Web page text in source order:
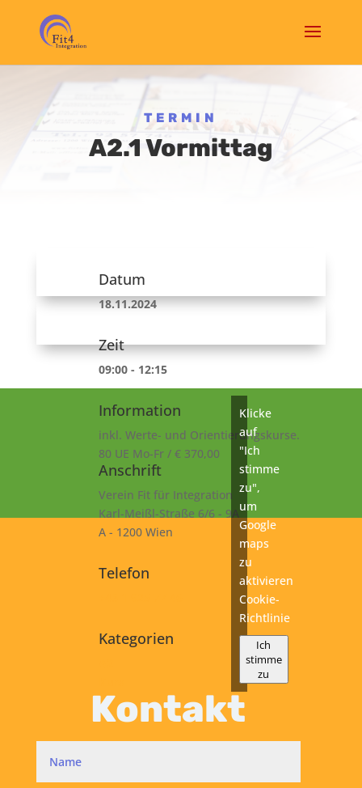
TERMIN
A2.1 Vormittag
Datum
18.11.2024
Zeit
09:00 - 12:15
Information
inkl. Werte- und Orientierungskurse.
80 UE Mo-Fr / € 370,00
Anschrift
Verein Fit für Integration
Karl-Meißl-Straße 6/6 - 9A
A - 1200 Wien
Telefon
Kategorien
Klicke
auf
"Ich
stimme
zu",
um
Google
maps
zu
aktivieren
Cookie-
Richtlinie
Ich
stimme
zu
Kontakt